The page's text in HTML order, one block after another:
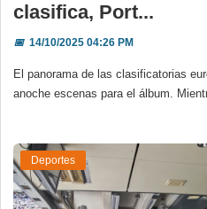
clasifica, Port...
📅14/10/2025 04:26 PM
El panorama de las clasificatorias
anoche escenas para el álbum.
Deportes